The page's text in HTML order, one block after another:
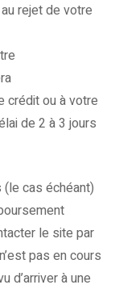
rejet de votre
crédit ou à votre
de 2 à 3 jours
cas échéant)
le site par
pas en cours
d’arriver à une